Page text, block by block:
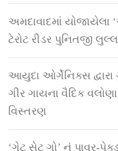
અમદાવાદમાં યોજાયેલા
ટેરોટ રીડર પુનિતજી
આયુદા ઓર્ગેનિક્સ દ્વારા
ગીર ગાયના વૈદિક
વિસ્તરણ
‘ગેટ સેટ ગો’ નું પાવર-